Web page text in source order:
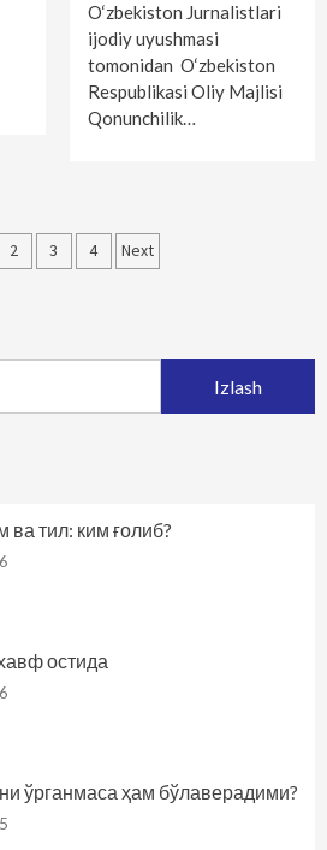
O‘zbekiston Jurnalistlari
ijodiy uyushmasi
tomonidan O‘zbekiston
Respublikasi Oliy Majlisi
Qonunchilik…
2 3 4 Next
ва тил: ким ғолиб?
остида
ўрганмаса ҳам бўлаверадими?